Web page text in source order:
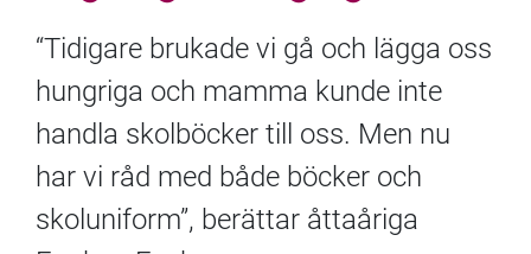
“Tidigare brukade vi gå och lägga oss
hungriga och mamma kunde inte
handla skolböcker till oss. Men nu
har vi råd med både böcker och
skoluniform”, berättar åttaåriga